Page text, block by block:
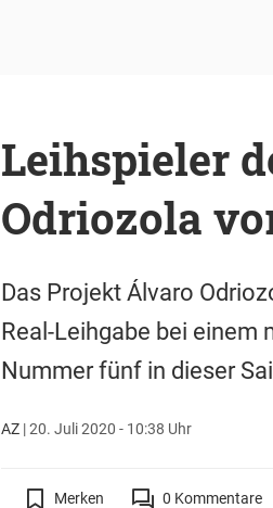
Leihspieler
Odriozola
Das Projekt Álvaro
Real-Leihgabe bei einem
Nummer fünf in dieser
AZ|20. Juli 2020 - 10:38 Uhr
Merken 0 Kommentare